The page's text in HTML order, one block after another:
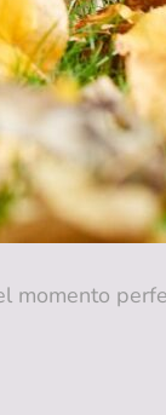
momento